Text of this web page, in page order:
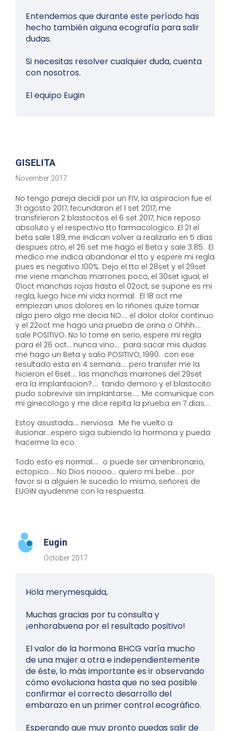
Entendemos que durante este período has
hecho también alguna ecografía para salir
dudas.
Si necesitas resolver cualquier duda, cuenta
con nosotros.
El equipo Eugin
GISELITA
November 2017
No tengo pareja decidi por un FIV, la aspiracion fue el
31 agosto 2017, fecundaron el 1 set 2017, me
transfirieron 2 blastocitos el 6 set 2017, hice reposo
absoluto y el respectivo tto farmacologico. El 21 el
beta sale 1.89, me indican volver a realizarlo en 5 dias
despues otro, el 26 set me hago el Beta y sale 3.85. El
medico me indica abandonar el tto y espere mi regla
pues es negativo 100%. Dejo el tto el 28set y el 29set
me viene manchas marrones poco, el 30set igual, el
01oct manchas rojas hasta el 02oct, se supone es mi
regla, luego hice mi vida normal. El 18 oct me
empiezan unos dolores en lo riñones quize tomar
algo pero algo me decia NO.... el dolor dolor continuo
y el 22oct me hago una prueba de orina o Ohhh....
sale POSITIVO. No lo tome en serio, espere mi regla
para el 26 oct... nunca vino... para sacar mis dudas
me hago un Beta y salio POSITIVO, 1990. con ese
resultado esta en 4 semana.... pero transfer me la
hicieron el 6set.... las manchas marrones del 29set
era la implantacion?.... tando demoro y el blastocito
pudo sobrevivir sin implantarse..... Me comunique con
mi ginecologo y me dice repita la prueba en 7 dias....
Estoy asustada.... nerviosa. Me he vuelto a
ilusionar...espero siga subiendo la hormona y pueda
hacerme la eco.
Todo esto es normal.... o puede ser amenbronario,
ectopico.... No Dios noooo... quiero mi bebe... por
favor si a alguien le sucedio lo mismo, señores de
EUGIN ayudenme con la respuesta.
Eugin
October 2017
Hola merymesquida,
Muchas gracias por tu consulta y
¡enhorabuena por el resultado positivo!
El valor de la hormona BHCG varía mucho
de una mujer a otra e independientemente
de éste, lo más importante es ir observando
cómo evoluciona hasta que no sea posible
confirmar el correcto desarrollo del
embarazo en un primer control ecográfico.
Esperando que muy pronto puedas salir de